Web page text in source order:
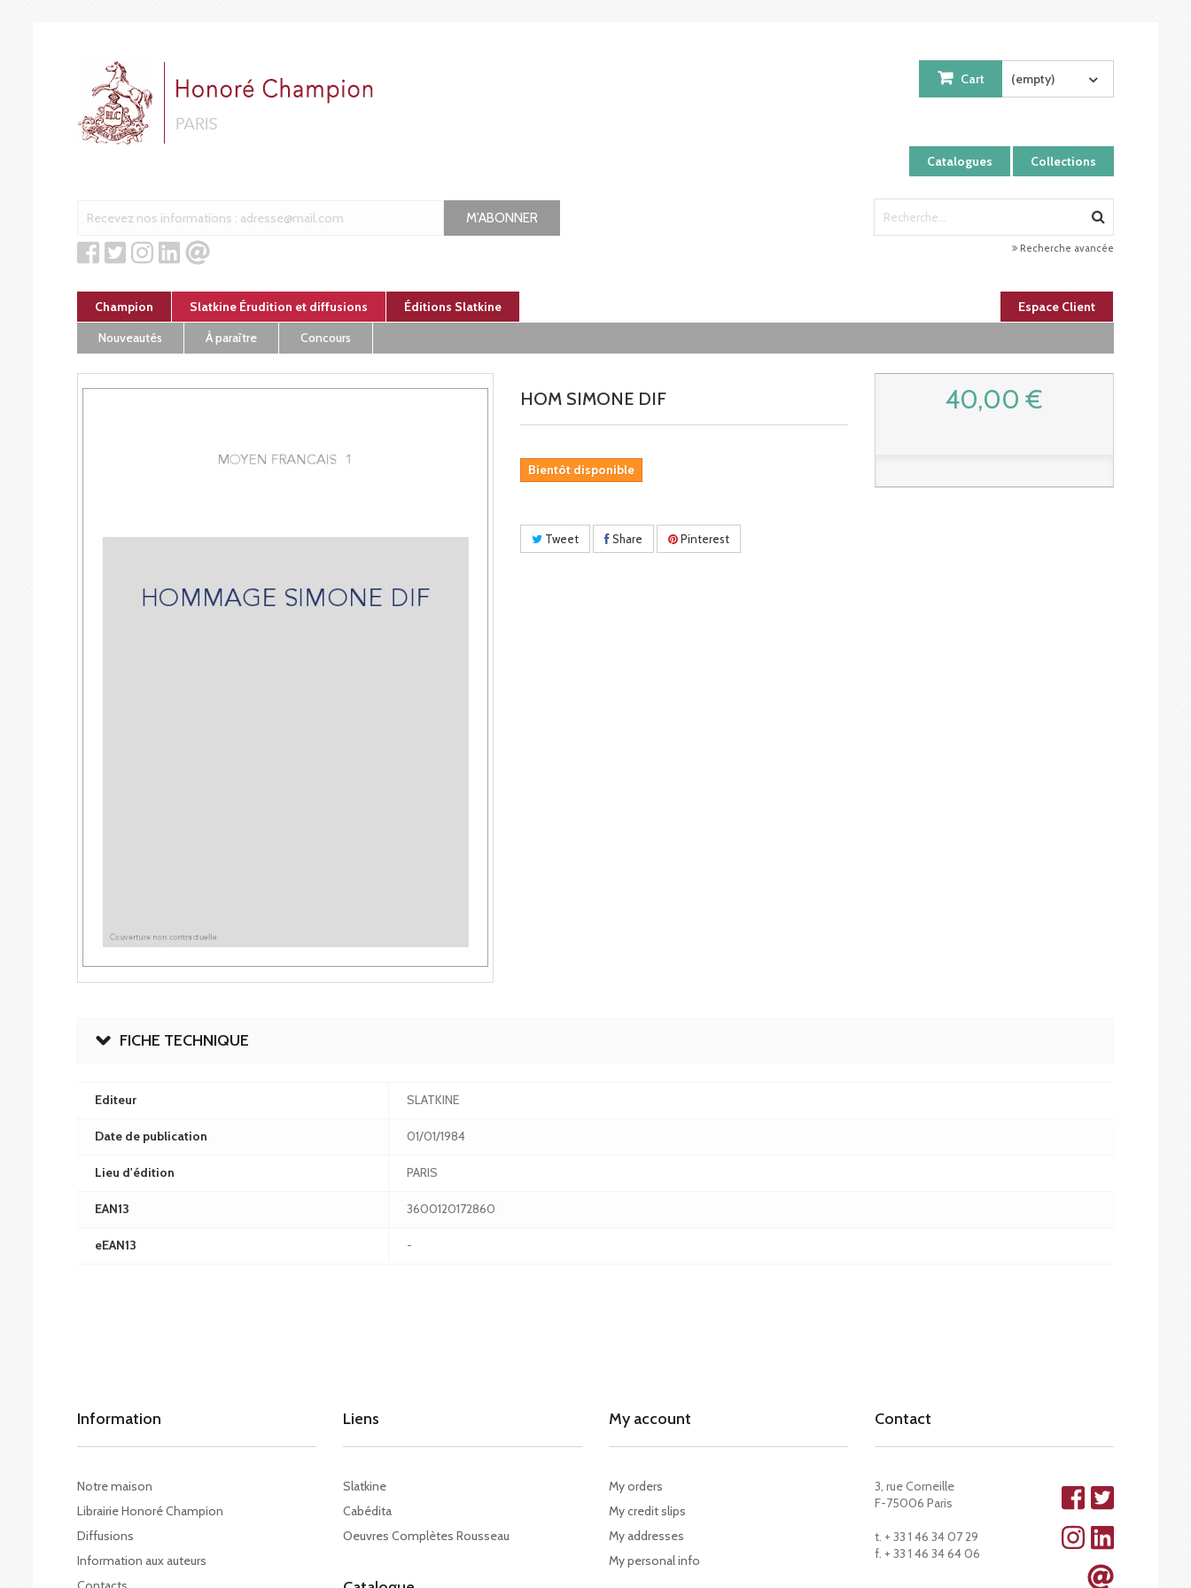
Catalogues Collections
Cart (empty)
M'ABONNER
Recherche avancée
Champion Slatkine Érudition et diffusions Éditions Slatkine
Espace Client
Nouveautés
À paraître Concours
HOM SIMONE DIF
Bientôt disponible
Tweet Share Pinterest
40,00 €
FICHE TECHNIQUE
Editeur SLATKINE
Date de publication 01/01/1984
Lieu d'édition PARIS
EAN13 3600120172860
eEAN13 -
Information
Notre maison
Librairie Honoré Champion
Diffusions
Information aux auteurs
Liens
Slatkine
Cabédita
Oeuvres Complètes Rousseau
My account
My orders
My credit slips
My addresses
My personal info
Contact
3, rue Corneille
F-75006 Paris
t. + 33 1 46 34 07 29
f. + 33 1 46 34 64 06